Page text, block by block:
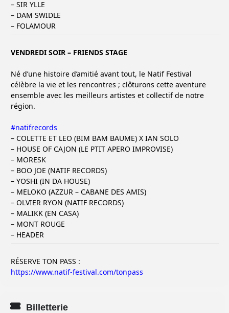
– SIR YLLE
– DAM SWIDLE
– FOLAMOUR
VENDREDI SOIR – FRIENDS STAGE
Né d’une histoire d’amitié avant tout, le Natif Festival
célèbre la vie et les rencontres ; clôturons cette aventure
ensemble avec les meilleurs artistes et collectif de notre
région.
#natifrecords
– COLETTE ET LEO (BIM BAM BAUME) X IAN SOLO
– HOUSE OF CAJON (LE PTIT APERO IMPROVISE)
– MORESK
– BOO JOE (NATIF RECORDS)
– YOSHI (IN DA HOUSE)
– MELOKO (AZZUR – CABANE DES AMIS)
– OLVIER RYON (NATIF RECORDS)
– MALIKK (EN CASA)
– MONT ROUGE
– HEADER
RÉSERVE TON PASS :
https://www.natif-festival.com/tonpass
Billetterie